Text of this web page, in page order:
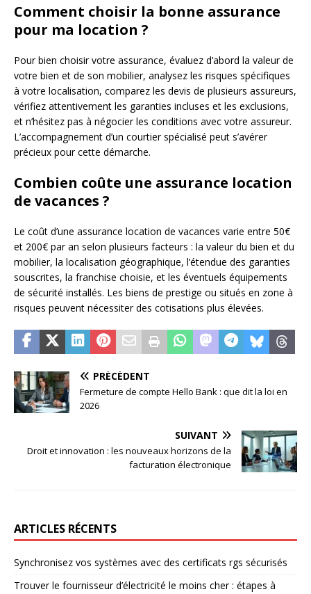
Comment choisir la bonne assurance
pour ma location ?
Pour bien choisir votre assurance, évaluez d’abord la valeur de
votre bien et de son mobilier, analysez les risques spécifiques
à votre localisation, comparez les devis de plusieurs assureurs,
vérifiez attentivement les garanties incluses et les exclusions,
et n’hésitez pas à négocier les conditions avec votre assureur.
L’accompagnement d’un courtier spécialisé peut s’avérer
précieux pour cette démarche.
Combien coûte une assurance location
de vacances ?
Le coût d’une assurance location de vacances varie entre 50€
et 200€ par an selon plusieurs facteurs : la valeur du bien et du
mobilier, la localisation géographique, l’étendue des garanties
souscrites, la franchise choisie, et les éventuels équipements
de sécurité installés. Les biens de prestige ou situés en zone à
risques peuvent nécessiter des cotisations plus élevées.
PRÉCÉDENT
Fermeture de compte Hello Bank : que dit la loi en
2026
SUIVANT
Droit et innovation : les nouveaux horizons de la
facturation électronique
ARTICLES RÉCENTS
Synchronisez vos systèmes avec des certificats rgs sécurisés
Trouver le fournisseur d’électricité le moins cher : étapes à